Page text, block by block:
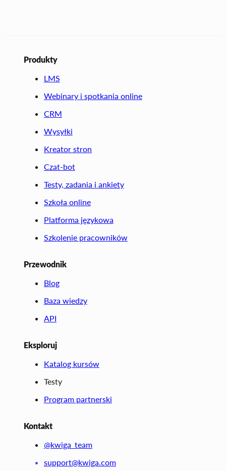
Produkty
LMS
Webinary i spotkania online
CRM
Wysyłki
Kreator stron
Czat-bot
Testy, zadania i ankiety
Szkoła online
Platforma językowa
Szkolenie pracowników
Przewodnik
Blog
Baza wiedzy
API
Eksploruj
Katalog kursów
Testy
Program partnerski
Kontakt
@kwiga_team
support@kwiga.com